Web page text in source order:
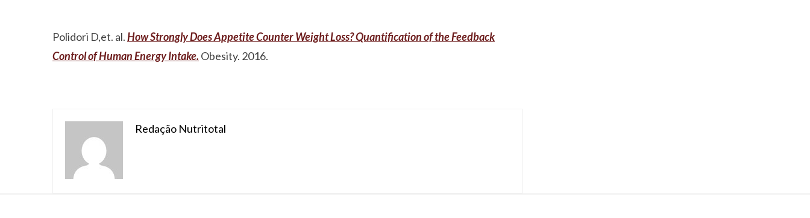
Polidori D,et. al.How Strongly Does Appetite Counter Weight Loss? Quantification of the Feedback
Control of Human Energy Intake. Obesity. 2016.
Redação Nutritotal